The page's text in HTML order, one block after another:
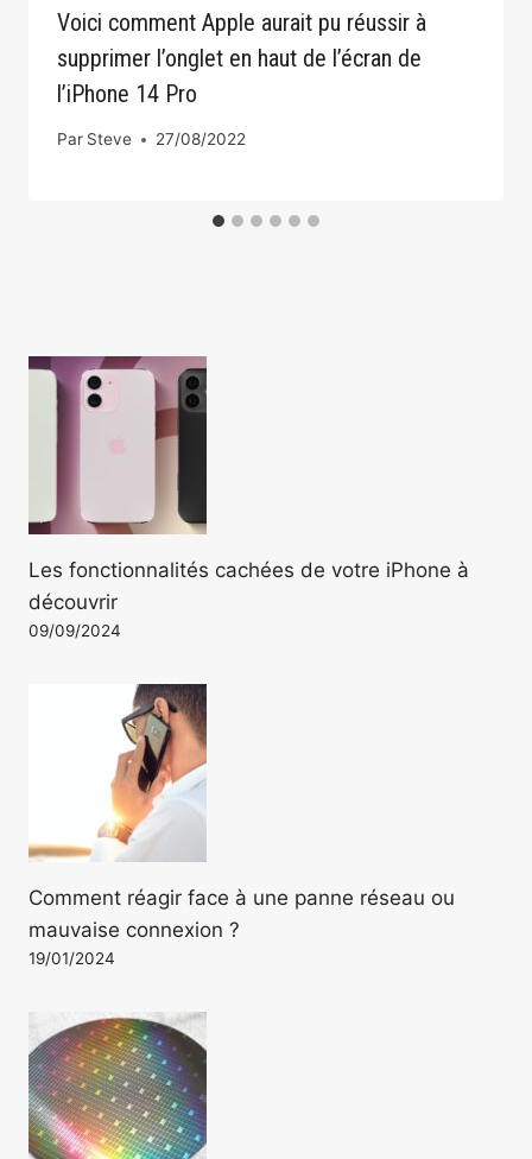
Voici comment Apple aurait pu réussir à
supprimer l’onglet en haut de l’écran de
l’iPhone 14 Pro
Par Steve 27/08/2022
Les fonctionnalités cachées de votre iPhone à
découvrir
09/09/2024
Comment réagir face à une panne réseau ou
mauvaise connexion ?
19/01/2024